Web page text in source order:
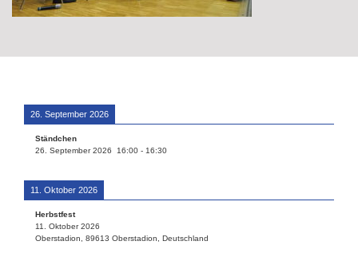
26. September 2026
Ständchen
26. September 2026
16:00 - 16:30
11. Oktober 2026
Herbstfest
11. Oktober 2026
Oberstadion, 89613 Oberstadion, Deutschland